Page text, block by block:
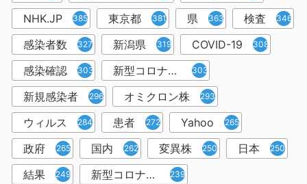
NHK.JP 385 東京都 381 県 363 検査 346
感染者数 327 新潟県 319 COVID-19 308
感染確認 303 新型コロナウィルス感染症 303
新規感染者 296 オミクロン株 293
ウィルス 284 患者 272 Yahoo 265
政府 265 国内 262 変異株 250 日本 250
結果 249 新型コロナウイルスワクチン 239